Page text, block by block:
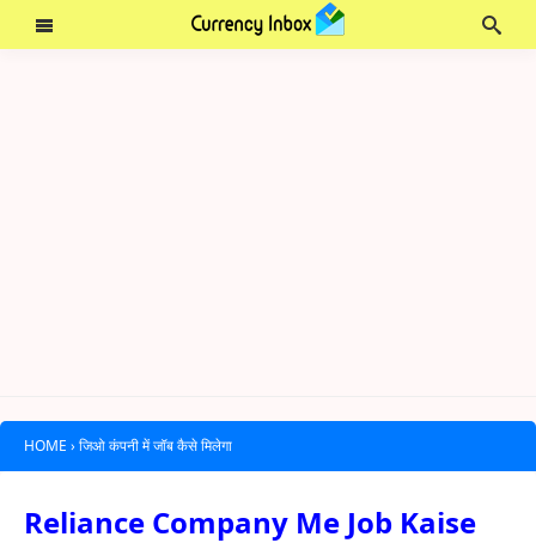
HOME › जिओ कंपनी में जॉब कैसे मिलेगा
Reliance Company Me Job Kaise